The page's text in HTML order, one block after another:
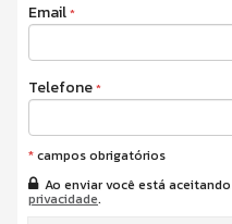
Email
Telefone
*campos obrigatórios
Ao enviar você está
privacidade.